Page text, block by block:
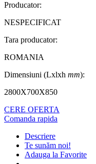
Producator:
NESPECIFICAT
Tara producator:
ROMANIA
Dimensiuni (Lxlxh mm):
2800X700X850
CERE OFERTA
Comanda rapida
Descriere
Te sunăm noi!
Adauga la Favorite